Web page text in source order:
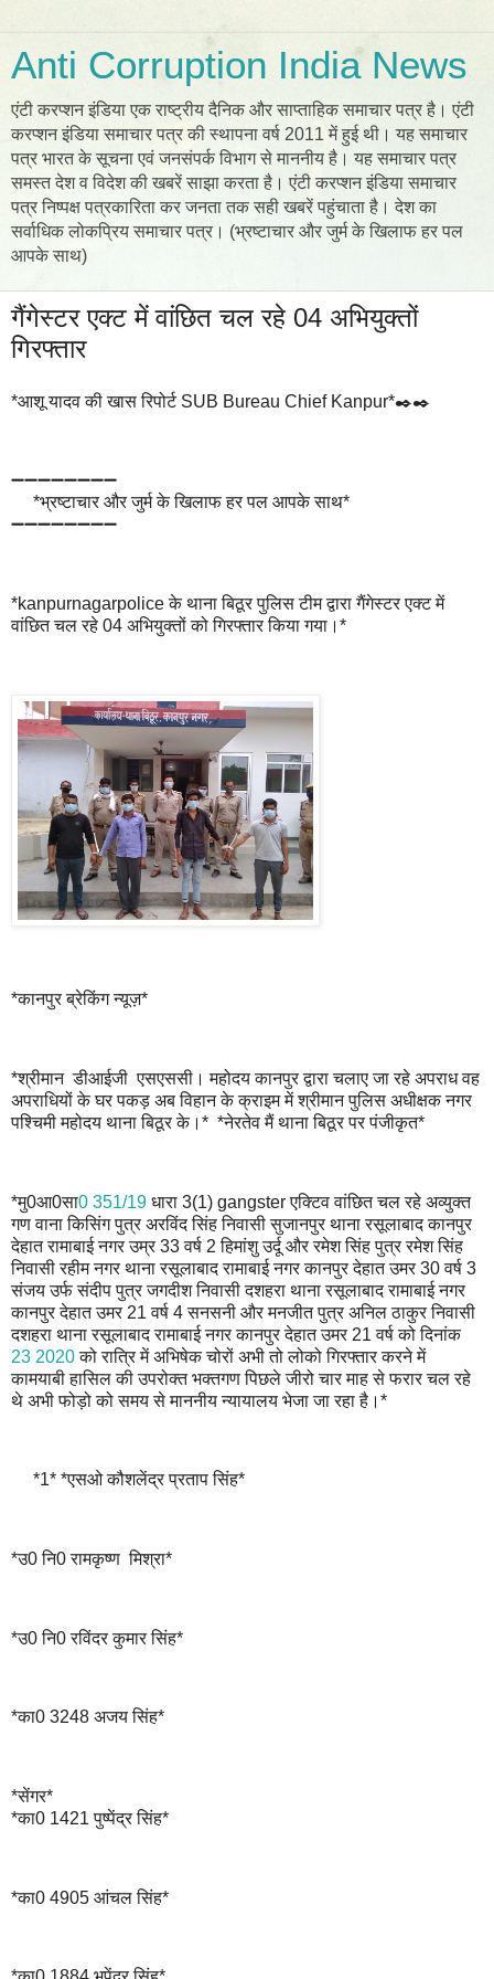
Anti Corruption India News
एंटी करप्शन इंडिया एक राष्ट्रीय दैनिक और साप्ताहिक समाचार पत्र है। एंटी
करप्शन इंडिया समाचार पत्र की स्थापना वर्ष 2011 में हुई थी। यह समाचार
पत्र भारत के सूचना एवं जनसंपर्क विभाग से माननीय है। यह समाचार पत्र
समस्त देश व विदेश की खबरें साझा करता है। एंटी करप्शन इंडिया समाचार
पत्र निष्पक्ष पत्रकारिता कर जनता तक सही खबरें पहुंचाता है। देश का
सर्वाधिक लोकप्रिय समाचार पत्र। (भ्रष्टाचार और जुर्म के खिलाफ हर पल
आपके साथ)
गैंगेस्टर एक्ट में वांछित चल रहे 04 अभियुक्तों
गिरफ्तार
*आशू यादव की खास रिपोर्ट SUB Bureau Chief Kanpur*✒️✒️
➖➖➖➖➖➖➖➖
*भ्रष्टाचार और जुर्म के खिलाफ हर पल आपके साथ*
➖➖➖➖➖➖➖➖
*kanpurnagarpolice के थाना बिठूर पुलिस टीम द्वारा गैंगेस्टर एक्ट में
वांछित चल रहे 04 अभियुक्तों को गिरफ्तार किया गया।*
*कानपुर ब्रेकिंग न्यूज़*
*श्रीमान डीआईजी एसएससी। महोदय कानपुर द्वारा चलाए जा रहे अपराध वह
अपराधियों के घर पकड़ अब विहान के क्राइम में श्रीमान पुलिस अधीक्षक नगर
पश्चिमी महोदय थाना बिठूर के।* *नेरतेव मैं थाना बिठूर पर पंजीकृत*
*मु0आ0सा0 351/19 धारा 3(1) gangster एक्टिव वांछित चल रहे अव्युक्त
गण वाना किसिंग पुत्र अरविंद सिंह निवासी सुजानपुर थाना रसूलाबाद कानपुर
देहात रामाबाई नगर उम्र 33 वर्ष 2 हिमांशु उर्दू और रमेश सिंह पुत्र रमेश सिंह
निवासी रहीम नगर थाना रसूलाबाद रामाबाई नगर कानपुर देहात उमर 30 वर्ष 3
संजय उर्फ संदीप पुत्र जगदीश निवासी दशहरा थाना रसूलाबाद रामाबाई नगर
कानपुर देहात उमर 21 वर्ष 4 सनसनी और मनजीत पुत्र अनिल ठाकुर निवासी
दशहरा थाना रसूलाबाद रामाबाई नगर कानपुर देहात उमर 21 वर्ष को दिनांक
23 2020को रात्रि में अभिषेक चोरों अभी तो लोको गिरफ्तार करने में
कामयाबी हासिल की उपरोक्त भक्तगण पिछले जीरो चार माह से फरार चल रहे
थे अभी फोड़ो को समय से माननीय न्यायालय भेजा जा रहा है।*
*1* *एसओ कौशलेंद्र प्रताप सिंह*
*उ0 नि0 रामकृष्ण मिश्रा*
*उ0 नि0 रविंदर कुमार सिंह*
*का0 3248 अजय सिंह*
*सेंगर*
*का0 1421 पुष्पेंद्र सिंह*
*का0 4905 आंचल सिंह*